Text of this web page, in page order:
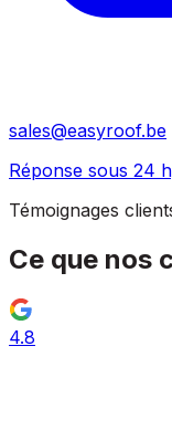
sales@easyroof.be
Réponse sous 24
Témoignages
Ce que nos
4.8